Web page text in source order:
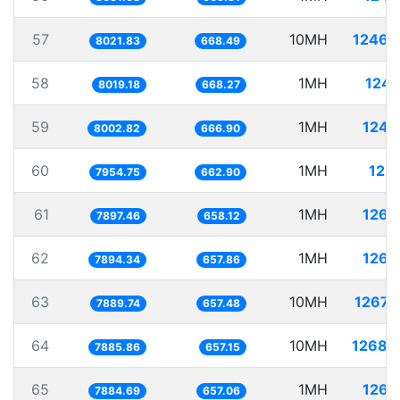
57 8021.83 668.49 10MH
58 8019.18 668.27 1MH
59 8002.82 666.90 1MH
60 7954.75 662.90 1MH
61 7897.46 658.12 1MH
62 7894.34 657.86 1MH
63 7889.74 657.48 10MH
64 7885.86 657.15 10MH
65 7884.69 657.06 1MH